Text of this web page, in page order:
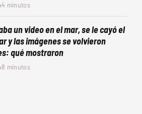
minutos
un video en el mar, se le cayó el
y las imágenes se volvieron
qué mostraron
minutos